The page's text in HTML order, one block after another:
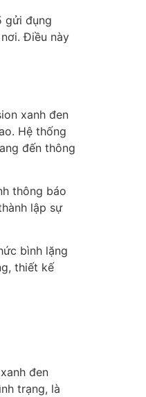
gửi đụng
Điều này
xanh đen
Hệ thống
đến thông
thông báo
lập sự
bình lặng
thiết kế
đen
trạng, là